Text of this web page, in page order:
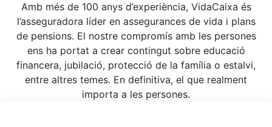
Amb més de 100 anys d’experiència, VidaCaixa és
l’asseguradora líder en assegurances de vida i plans
de pensions. El nostre compromís amb les persones
ens ha portat a crear contingut sobre educació
financera, jubilació, protecció de la família o estalvi,
entre altres temes. En definitiva, el que realment
importa a les persones.